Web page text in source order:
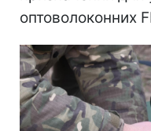
оптоволоконних